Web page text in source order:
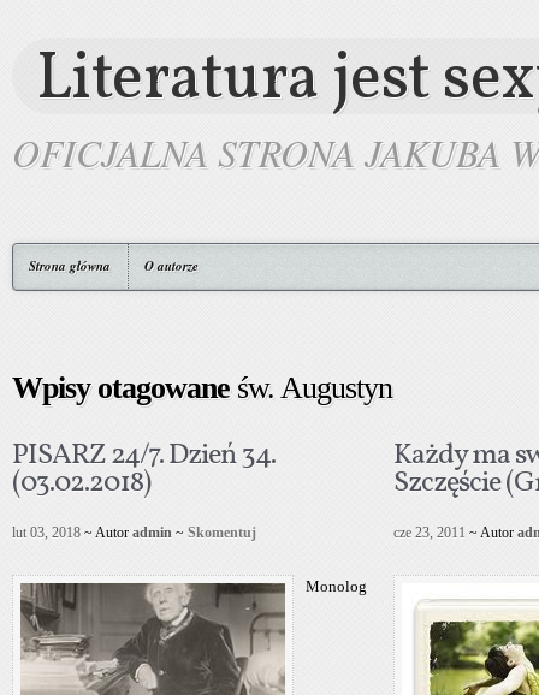
Literatura jest
OFICJALNA STRONA JAKUBA
Strona główna O autorze
Wpisy otagowaneśw. Augustyn
PISARZ 24/7. Dzień 34.
(03.02.2018)
lut 03, 2018 ~ Autor admin ~ Skomentuj
Monolog
Każdy ma
Szczęście
cze 23, 2011 ~ Autor